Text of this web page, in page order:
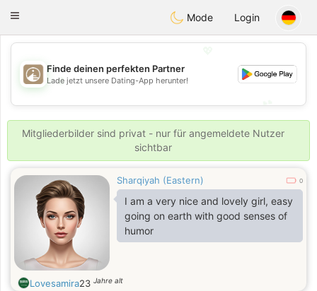
ahebik
Toggle
Mode Login
💖
💕
Finde deinen perfekten Partner
Lade jetzt unsere Dating-App herunter!
Mitgliederbilder sind privat - nur für angemeldete Nutzer
sichtbar
Sharqiyah (Eastern) 0
I am a very nice and lovely girl, easy
going on earth with good senses of
humor
Lovesamira23 Jahre alt